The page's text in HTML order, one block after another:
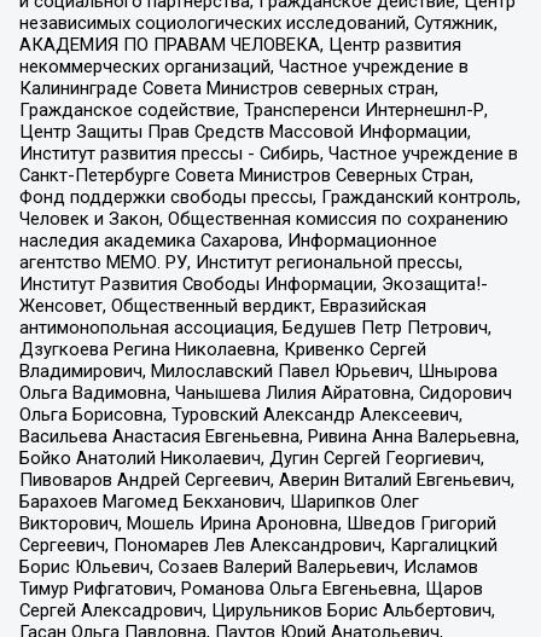
независимых социологических исследований, Сутяжник,
АКАДЕМИЯ ПО ПРАВАМ ЧЕЛОВЕКА, Центр развития
некоммерческих организаций, Частное учреждение в
Калининграде Совета Министров северных стран,
Гражданское содействие, Трансперенси Интернешнл-Р,
Центр Защиты Прав Средств Массовой Информации,
Институт развития прессы - Сибирь, Частное учреждение в
Санкт-Петербурге Совета Министров Северных Стран,
Фонд поддержки свободы прессы, Гражданский контроль,
Человек и Закон, Общественная комиссия по сохранению
наследия академика Сахарова, Информационное
агентство МЕМО. РУ, Институт региональной прессы,
Институт Развития Свободы Информации, Экозащита!-
Женсовет, Общественный вердикт, Евразийская
антимонопольная ассоциация, Бедушев Петр Петрович,
Дзугкоева Регина Николаевна, Кривенко Сергей
Владимирович, Милославский Павел Юрьевич, Шнырова
Ольга Вадимовна, Чанышева Лилия Айратовна, Сидорович
Ольга Борисовна, Туровский Александр Алексеевич,
Васильева Анастасия Евгеньевна, Ривина Анна Валерьевна,
Бойко Анатолий Николаевич, Дугин Сергей Георгиевич,
Пивоваров Андрей Сергеевич, Аверин Виталий Евгеньевич,
Барахоев Магомед Бекханович, Шарипков Олег
Викторович, Мошель Ирина Ароновна, Шведов Григорий
Сергеевич, Пономарев Лев Александрович, Каргалицкий
Борис Юльевич, Созаев Валерий Валерьевич, Исламов
Тимур Рифгатович, Романова Ольга Евгеньевна, Щаров
Сергей Алексадрович, Цирульников Борис Альбертович,
Гасан Ольга Павловна, Паутов Юрий Анатольевич,